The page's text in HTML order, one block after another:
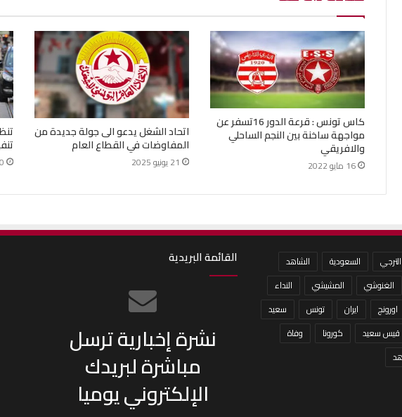
كاس تونس : قرعة الدور 16تسفر عن
مواجهة ساخنة بين النجم الساحلي
والافريقي
16 مايو 2022
اتحاد الشغل يدعو الى جولة جديدة من
المفاوضات في القطاع العام
21 يونيو 2025 30
الترجي السعودية
الشاهد
الغنوشي المشيشي
النداء
اورونج ايران تونس
سعيد
قيس سعيد كورونا
وفاة
القائمة البريدية
نشرة إخبارية ترسل
مباشرة لبريدك
الإلكتروني يوميا